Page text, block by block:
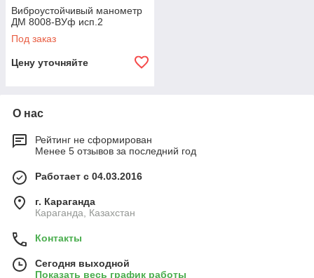
Виброустойчивый манометр
ДМ 8008-ВУф исп.2
Под заказ
Цену уточняйте
О нас
Рейтинг не сформирован
Менее 5 отзывов за последний год
Работает с 04.03.2016
г. Караганда
Караганда, Казахстан
Контакты
Сегодня выходной
Показать весь график работы